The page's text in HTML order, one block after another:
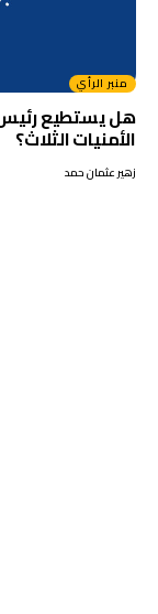
منبر الرأي
هل يستطيع رئيس
الأمنيات الثلاث؟
زهير عثمان حمد